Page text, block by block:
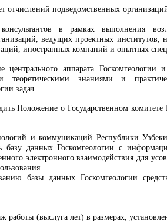
отчислений подведомственных
в рамках выполнения
ведущих проектных институтов,
иностранных компаний и опытных
аппарата Госкомгеологии
теоретическими знаниями и
задач.
Положение о Государственном
и коммуникаций Республики
данных Госкомгеологии с
электронного взаимодействия для
базы данных Госкомгеологии
(выслуга лет) в размерах,